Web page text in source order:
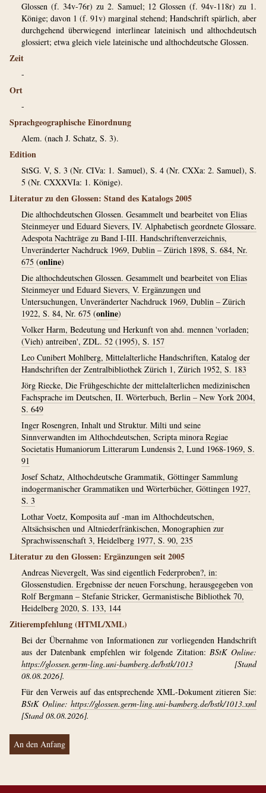
Glossen (f. 34v-76r) zu 2. Samuel; 12 Glossen (f. 94v-118r) zu 1.
Könige; davon 1 (f. 91v) marginal stehend; Handschrift spärlich, aber
durchgehend überwiegend interlinear lateinisch und althochdeutsch
glossiert; etwa gleich viele lateinische und althochdeutsche Glossen.
Zeit
-
Ort
-
Sprachgeographische Einordnung
Alem. (nach J. Schatz, S. 3).
Edition
StSG. V, S. 3 (Nr. CIVa: 1. Samuel), S. 4 (Nr. CXXa: 2. Samuel), S.
5 (Nr. CXXXVIa: 1. Könige).
Literatur zu den Glossen: Stand des Katalogs 2005
Die althochdeutschen Glossen. Gesammelt und bearbeitet von Elias
Steinmeyer und Eduard Sievers, IV. Alphabetisch geordnete Glossare.
Adespota Nachträge zu Band I-III. Handschriftenverzeichnis,
Unveränderter Nachdruck 1969, Dublin – Zürich 1898, S. 684, Nr.
675 (online)
Die althochdeutschen Glossen. Gesammelt und bearbeitet von Elias
Steinmeyer und Eduard Sievers, V. Ergänzungen und
Untersuchungen, Unveränderter Nachdruck 1969, Dublin – Zürich
1922, S. 84, Nr. 675 (online)
Volker Harm, Bedeutung und Herkunft von ahd. mennen 'vorladen;
(Vieh) antreiben', ZDL. 52 (1995), S. 157
Leo Cunibert Mohlberg, Mittelalterliche Handschriften, Katalog der
Handschriften der Zentralbibliothek Zürich 1, Zürich 1952, S. 183
Jörg Riecke, Die Frühgeschichte der mittelalterlichen medizinischen
Fachsprache im Deutschen, II. Wörterbuch, Berlin – New York 2004,
S. 649
Inger Rosengren, Inhalt und Struktur. Milti und seine
Sinnverwandten im Althochdeutschen, Scripta minora Regiae
Societatis Humaniorum Litterarum Lundensis 2, Lund 1968-1969, S.
91
Josef Schatz, Althochdeutsche Grammatik, Göttinger Sammlung
indogermanischer Grammatiken und Wörterbücher, Göttingen 1927,
S. 3
Lothar Voetz, Komposita auf -man im Althochdeutschen,
Altsächsischen und Altniederfränkischen, Monographien zur
Sprachwissenschaft 3, Heidelberg 1977, S. 90, 235
Literatur zu den Glossen: Ergänzungen seit 2005
Andreas Nievergelt, Was sind eigentlich Federproben?, in:
Glossenstudien. Ergebnisse der neuen Forschung, herausgegeben von
Rolf Bergmann – Stefanie Stricker, Germanistische Bibliothek 70,
Heidelberg 2020, S. 133, 144
Zitierempfehlung (HTML/XML)
Bei der Übernahme von Informationen zur vorliegenden Handschrift
aus der Datenbank empfehlen wir folgende Zitation:BStK Online:
https://glossen.germ-ling.uni-bamberg.de/bstk/1013 [Stand
08.08.2026].
Für den Verweis auf das entsprechende XML-Dokument zitieren Sie:
BStK Online: https://glossen.germ-ling.uni-bamberg.de/bstk/1013.xml
[Stand 08.08.2026].
An den Anfang